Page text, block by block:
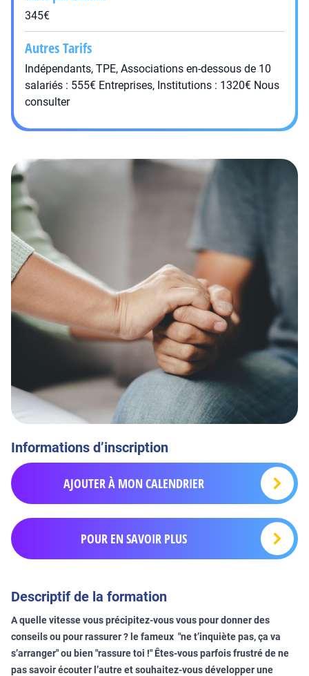
345€
Autres Tarifs
Indépendants, TPE, Associations en-dessous de 10
salariés : 555€ Entreprises, Institutions : 1320€ Nous
consulter
Informations d’inscription
AJOUTER À MON CALENDRIER
POUR EN SAVOIR PLUS
Descriptif de la formation
A quelle vitesse vous précipitez-vous vous pour donner des
conseils ou pour rassurer ? le fameux "ne t’inquiète pas, ça va
s’arranger" ou bien "rassure toi !" Êtes-vous parfois frustré de ne
pas savoir écouter l’autre et souhaitez-vous développer une